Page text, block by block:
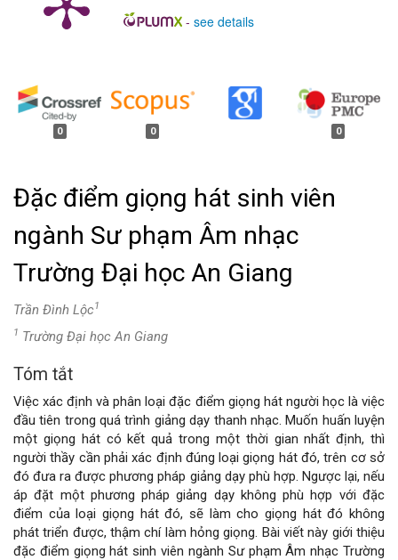
- see details
0 0 0
Đặc điểm giọng hát sinh viên
ngành Sư phạm Âm nhạc
Trường Đại học An Giang
Trần Đình Lộc1
1 Trường Đại học An Giang
Nội
dung
chính
của
bài
Tóm tắt
Việc xác định và phân loại đặc điểm giọng hát người học là việc
đầu tiên trong quá trình giảng dạy thanh nhạc. Muốn huấn luyện
một giọng hát có kết quả trong một thời gian nhất định, thì
người thầy cần phải xác định đúng loại giọng hát đó, trên cơ sở
đó đưa ra được phương pháp giảng dạy phù hợp. Ngược lại, nếu
áp đặt một phương pháp giảng dạy không phù hợp với đặc
điểm của loại giọng hát đó, sẽ làm cho giọng hát đó không
phát triển được, thậm chí làm hỏng giọng. Bài viết này giới thiệu
đặc điểm giọng hát sinh viên ngành Sư phạm Âm nhạc Trường